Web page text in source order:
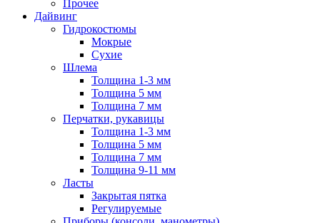
Прочее
Дайвинг
Гидрокостюмы
Мокрые
Сухие
Шлема
Толщина 1-3 мм
Толщина 5 мм
Толщина 7 мм
Перчатки, рукавицы
Толщина 1-3 мм
Толщина 5 мм
Толщина 7 мм
Толщина 9-11 мм
Ласты
Закрытая пятка
Регулируемые